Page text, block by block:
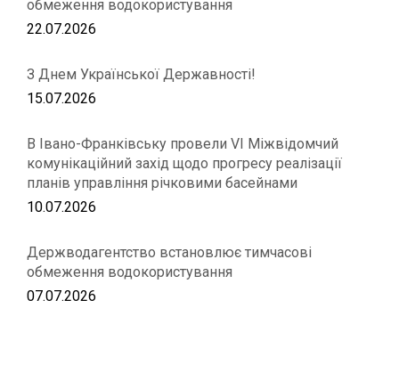
обмеження водокористування
22.07.2026
З Днем Української Державності!
15.07.2026
В Івано-Франківську провели VІ Міжвідомчий
комунікаційний захід щодо прогресу реалізації
планів управління річковими басейнами
10.07.2026
Держводагентство встановлює тимчасові
обмеження водокористування
07.07.2026